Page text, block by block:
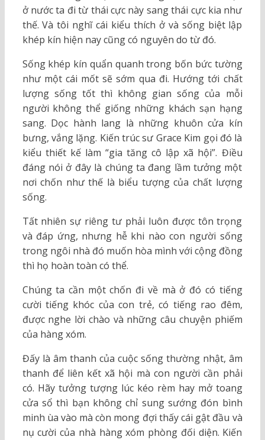
ở nước ta đi từ thái cực này sang thái cực kia như
thế. Và tôi nghĩ cái kiểu thích ở và sống biệt lập
khép kín hiện nay cũng có nguyên do từ đó.
Sống khép kín quẩn quanh trong bốn bức tường
như một cái mốt sẽ sớm qua đi. Hướng tới chất
lượng sống tốt thì không gian sống của mỗi
người không thể giống những khách sạn hạng
sang. Dọc hành lang là những khuôn cửa kín
bưng, vắng lặng. Kiến trúc sư Grace Kim gọi đó là
kiểu thiết kế làm “gia tăng cô lập xã hội”. Điều
đáng nói ở đây là chúng ta đang lầm tưởng một
nơi chốn như thế là biểu tượng của chất lượng
sống.
Tất nhiên sự riêng tư phải luôn được tôn trọng
và đáp ứng, nhưng hễ khi nào con người sống
trong ngôi nhà đó muốn hòa mình với cộng đồng
thì họ hoàn toàn có thể.
Chúng ta cần một chốn đi về mà ở đó có tiếng
cười tiếng khóc của con trẻ, có tiếng rao đêm,
được nghe lời chào và những câu chuyện phiếm
của hàng xóm.
Đấy là âm thanh của cuộc sống thường nhật, âm
thanh để liên kết xã hội mà con người cần phải
có. Hãy tưởng tượng lúc kéo rèm hay mở toang
cửa sổ thì bạn không chỉ sung sướng đón bình
minh ùa vào mà còn mong đợi thấy cái gật đầu và
nụ cười của nhà hàng xóm phòng đối diện. Kiến